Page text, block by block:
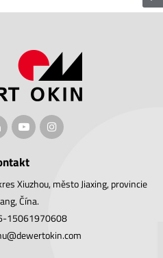
Xiuzhou, město Jiaxing, provincie
Čína.
15061970608